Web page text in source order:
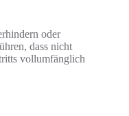
oder
dass nicht
vollumfänglich